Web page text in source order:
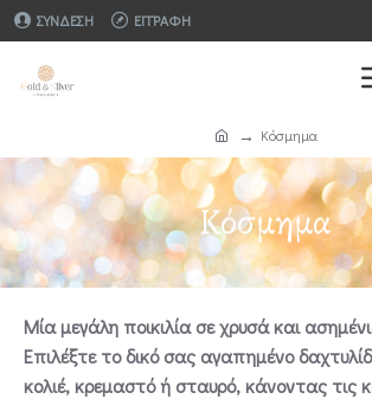
ΣΎΝΔΕΣΗ ΕΓΓΡΑΦΉ
Κόσμημα
Κόσμημα
Μία μεγάλη ποικιλία σε χρυσά και
Επιλέξτε το δικό σας αγαπημένο
κολιέ, κρεμαστό ή σταυρό, κάνοντας τις